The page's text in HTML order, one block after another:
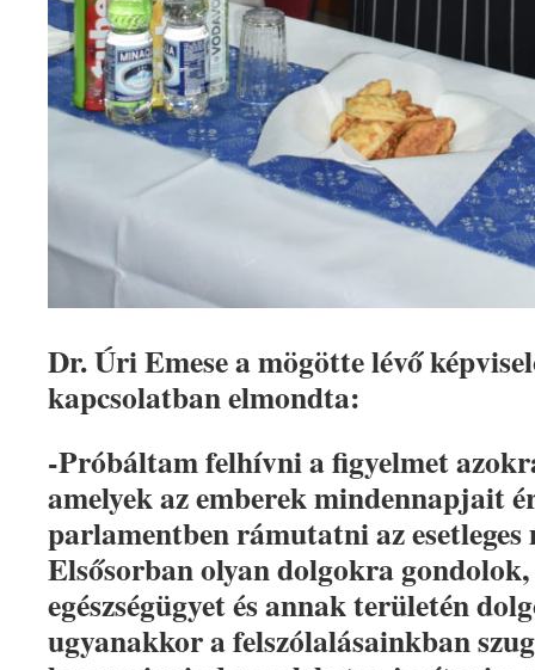
Dr. Úri Emese a mögötte lévő
kapcsolatban elmondta:
-Próbáltam felhívni a figyelmet
amelyek az emberek mindennapjait
parlamentben rámutatni az esetleges
Elsősorban olyan dolgokra gondolok,
egészségügyet és annak területén
ugyanakkor a felszólalásainkban